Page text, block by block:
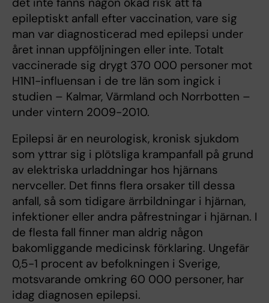
epileptiskt anfall efter vaccination, vare sig
man var diagnosticerad med epilepsi under
året innan uppföljningen eller inte. Totalt
vaccinerade sig drygt 370 000 personer mot
H1N1-influensan i de tre län som ingick i
studien – Kalmar, Värmland och Norrbotten –
under vintern 2009-2010.
Epilepsi är en neurologisk, kronisk sjukdom
som yttrar sig i plötsliga krampanfall på grund
av elektriska urladdningar hos hjärnans
nervceller. Det finns flera orsaker till dessa
anfall, så som tidigare ärrbildningar i hjärnan,
infektioner eller andra påfrestningar i hjärnan. I
de flesta fall finner man aldrig någon
bakomliggande medicinsk förklaring. Ungefär
0,5-1 procent av befolkningen i Sverige,
motsvarande omkring 60 000 personer, har
idag diagnosen epilepsi.